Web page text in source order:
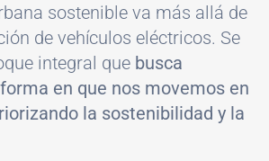
sostenible va más allá de
de vehículos eléctricos. Se
integral que busca
en que nos movemos en
la sostenibilidad y la